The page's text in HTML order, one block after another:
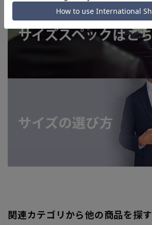
関連カテゴリから他の商品を探す